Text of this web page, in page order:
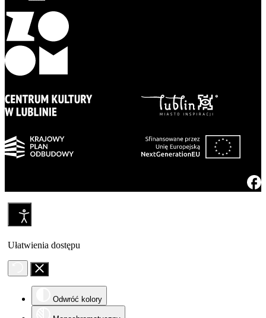
Ułatwienia dostępu
Odwróć kolory